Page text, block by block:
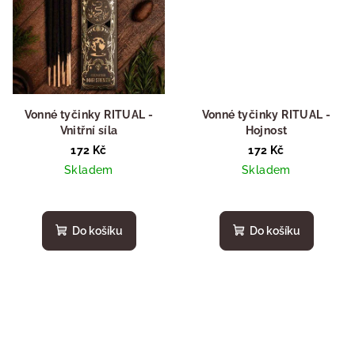
Vonné tyčinky RITUAL -
Vnitřní síla
172 Kč
Skladem
Do košíku
Vonné tyčinky RITUAL -
Hojnost
172 Kč
Skladem
Do košíku